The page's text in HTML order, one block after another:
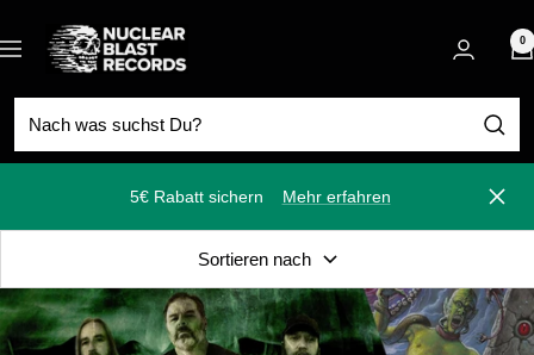
zum
Navigation
Nuclear
Blast
0
5€ Rabatt sichern Mehr erfahren
Sortieren nach